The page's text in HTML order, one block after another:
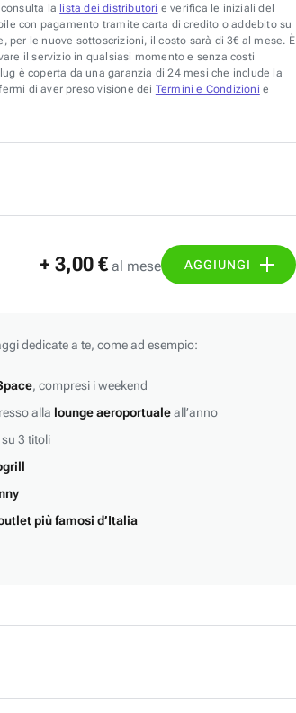
la lista dei distributori e verifica le iniziali del
con pagamento tramite carta di credito o addebito su
per le nuove sottoscrizioni, il costo sarà di 3€ al mese. È
il servizio in qualsiasi momento e senza costi
è coperta da una garanzia di 24 mesi che include la
di aver preso visione dei Termini e Condizioni e
+ 3,00 € al mese AGGIUNGI
dedicate a te, come ad esempio:
, compresi i weekend
alla lounge aeroportualeall’anno
3 titoli
più famosi d’Italia